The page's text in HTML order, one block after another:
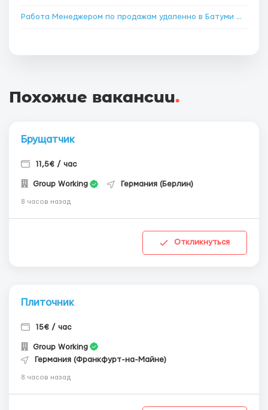
Работа Менеджером по продажам удаленно в Батуми→
Похожие вакансии.
Брущатчик
11,5€ / час
Group Working Германия (Берлин)
8 часов назад
Откликнуться
Плиточник
15€ / час
Group Working
Германия (Франкфурт-на-Майне)
8 часов назад